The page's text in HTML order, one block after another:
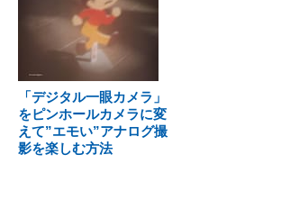
「デジタル一眼カメラ」
をピンホールカメラに変
えて”エモい”アナログ撮
影を楽しむ方法